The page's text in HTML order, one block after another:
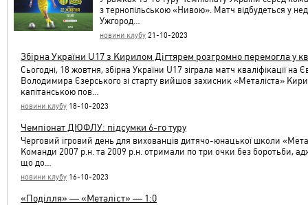
з тернопільською «Нивою». Матч відбудеться у
Ужгород…
новини клубу 21-10-2023
Збірна України U17 з Кирилом Дігтярем розгромно перемогла у
Сьогодні, 18 жовтня, збірна України U17 зіграла матч кваліфікації
Володимира Єзерського зі старту вийшов захисник «Металіста»
капітанською пов…
новини клубу 18-10-2023
Чемпіонат ДЮФЛУ: підсумки 6-го туру
Черговий ігровий день для вихованців дитячо-юнацької школи
Команди 2007 р.н. та 2009 р.н. отримали по три очки без боротьби,
що до…
новини клубу 16-10-2023
«Поділля» — «Металіст» — 1:0